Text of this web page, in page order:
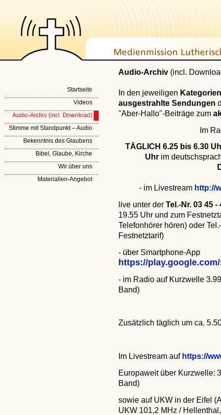
Audio-Archiv (incl.
In den jeweiligen Kategorien
ausgestrahlte Sendungen
"Aber-Hallo"-Beiträge zum
Im
TÄGLICH 6.25 bis 6.30
Uhr im
- im Livestream http://
live unter der Tel.-Nr. 03 45 -
19.55 Uhr und zum
Telefonhörer hören) oder
Festnetztarif)
- über Smartphone-App
https://
- im Radio auf Kurzwelle
Band)
Zusätzlich täglich um ca.
Im Livestream auf https://
Europaweit über Kurzwelle:
Band)
sowie auf UKW in der Eifel
UKW 101,2 MHz /
Startseite
Videos
Audio-Archiv (incl. Download)
Stimme mit Standpunkt – Audio
Bekenntnis des Glaubens
Bibel, Glaube, Kirche
Wir über uns
Materialien-Angebot